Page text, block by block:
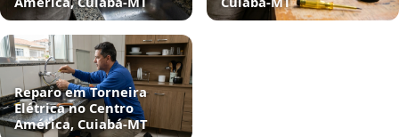
Reparo em Torneira
Elétrica no Centro
América, Cuiabá‑MT